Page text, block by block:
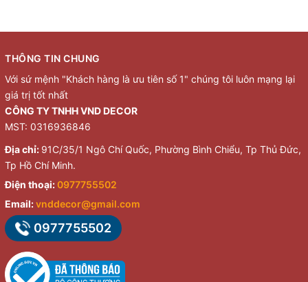
THÔNG TIN CHUNG
Với sứ mệnh "Khách hàng là ưu tiên số 1" chúng tôi luôn mạng lại
giá trị tốt nhất
CÔNG TY TNHH VND DECOR
MST: 0316936846
Địa chỉ: 91C/35/1 Ngô Chí Quốc, Phường Bình Chiểu, Tp Thủ Đức,
Tp Hồ Chí Minh.
Điện thoại: 0977755502
Email:vnddecor@gmail.com
0977755502